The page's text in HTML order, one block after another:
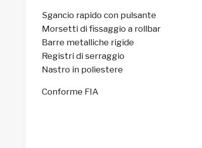
Sgancio rapido con pulsante
Morsetti di fissaggio a rollbar
Barre metalliche rigide
Registri di serraggio
Nastro in poliestere
Conforme FIA